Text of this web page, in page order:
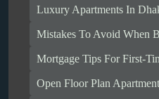
Luxury Apartments In
Mistakes To Avoid When
Mortgage Tips For First-
Open Floor Plan